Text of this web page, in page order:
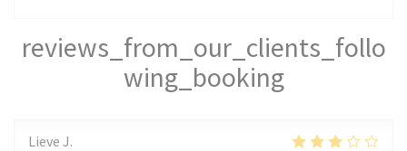
reviews_from_our_clients_follo
wing_booking
Lieve J